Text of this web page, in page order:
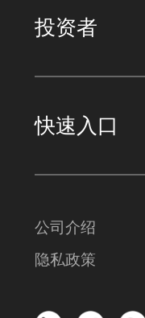
投资者
快速入口
公司介绍
隐私政策